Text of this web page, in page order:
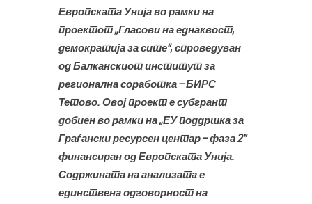
Европската Унија во рамки на
проектот „Гласови на еднаквост,
демократија за сите“, спроведуван
од Балканскиот институт за
регионална соработка – БИРС
Тетово. Овој проект е субгрант
добиен во рамки на „ЕУ поддршка за
Граѓански ресурсен центар – фаза 2”
финансиран од Европската Унија.
Содржината на анализата е
единствена одговорност на